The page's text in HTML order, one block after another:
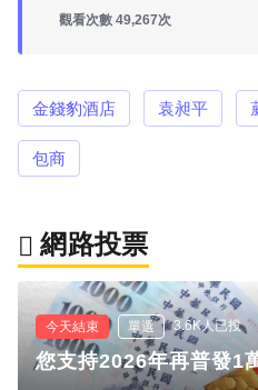
觀看次數 49,267次
金錢豹酒店 袁昶平
包商
網路投票
今天結束 單選 3.6K人已投
您支持2026年再普發1